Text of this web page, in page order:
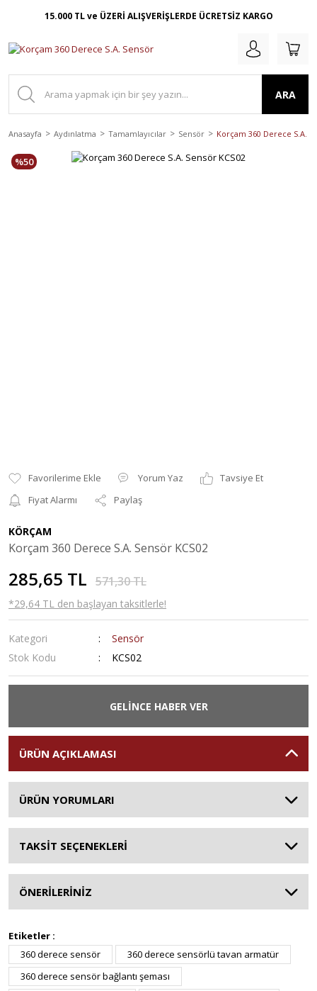
15.000 TL ve ÜZERİ ALIŞVERİŞLERDE ÜCRETSİZ KARGO
ARA
Anasayfa Aydınlatma Tamamlayıcılar Sensör Korçam 360 Derece S.A.
%50
Yorum Yaz
Tavsiye Et
Fiyat Alarmı
Paylaş
KÖRÇAM
Korçam 360 Derece S.A. Sensör KCS02
285,65 TL 571,30 TL
*29,64 TL den başlayan taksitlerle!
Kategori
Sensör
Stok Kodu
KCS02
GELİNCE HABER VER
ÜRÜN AÇIKLAMASI
ÜRÜN YORUMLARI
TAKSİT SEÇENEKLERİ
ÖNERİLERİNİZ
Etiketler :
360 derece sensör
360 derece sensörlü tavan armatür
360 derece sensör bağlantı şeması